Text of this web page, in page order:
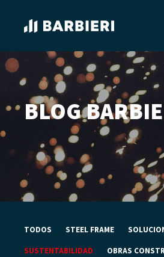
BLOG
TODOS STEEL FRAME
SUSTENTABILIDAD OBRAS